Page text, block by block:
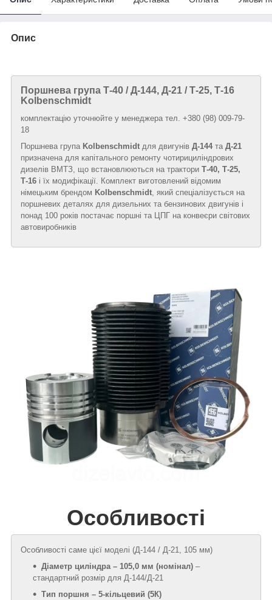
Опис
Поршнева група Т‑40 / Д‑144, Д‑21 / Т‑25, Т‑16
Kolbenschmidt
комплектацію уточнюйте у менеджера тел. +380 (98) 009-79-
18
Поршнева група Kolbenschmidt для двигунів Д‑144 та Д‑21
призначена для капітального ремонту чотирициліндрових
дизелів ВМТЗ, що встановлюються на трактори Т‑40, Т‑25,
Т‑16 і їх модифікації. Комплект виготовлений відомим
німецьким брендом Kolbenschmidt, який спеціалізується на
поршневих деталях для дизельних та бензинових двигунів і
понад 100 років постачає поршні та ЦПГ на конвеєри світових
автовиробників
Особливості
Особливості саме цієї моделі (Д‑144 / Д‑21, 105 мм)
Діаметр циліндра – 105,0 мм (номінал) –
стандартний розмір для Д‑144/Д‑21
Тип поршня – 5‑кільцевий (5К)